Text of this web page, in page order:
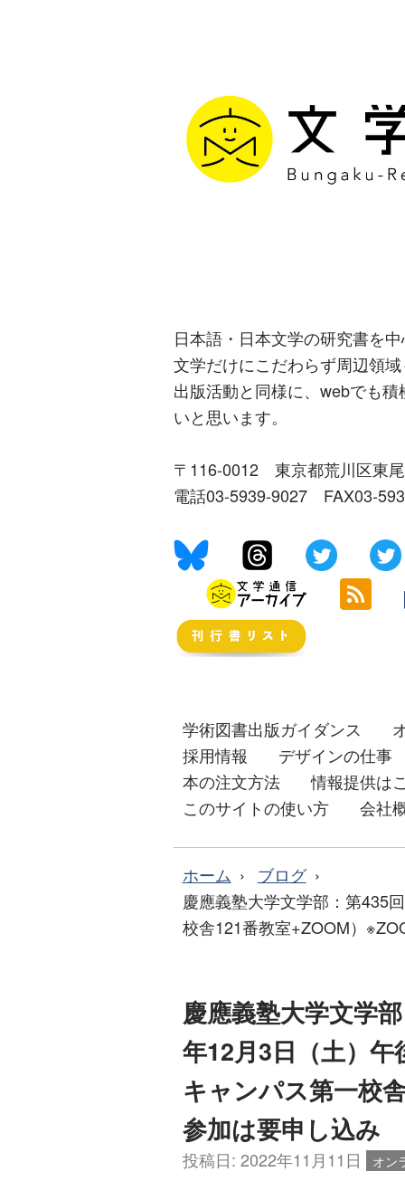
日本語・日本文学の研究書を
文学だけにこだわらず周辺領
出版活動と同様に、webでも
いと思います。
〒116-0012 東京都荒川区東
電話03-5939-9027 FAX03-
学術図書出版ガイダンス
採用情報
デザインの仕事
本の注文方法
情報提供は
このサイトの使い方
会社
ホーム
ブログ
慶應義塾大学文学部：第435
校舎121番教室+ZOOM）
慶應義塾大学文学
年12月3日（土）
キャンパス第一校
参加は要申し込み
投稿日: 2022年11月11日 オン